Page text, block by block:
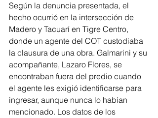
Según la denuncia presentada, el
hecho ocurrió en la intersección de
Madero y Tacuarí en Tigre Centro,
donde un agente del COT custodiaba
la clausura de una obra. Galmarini y su
acompañante, Lazaro Flores, se
encontraban fuera del predio cuando
el agente les exigió identificarse para
ingresar, aunque nunca lo habían
mencionado. Los datos de los